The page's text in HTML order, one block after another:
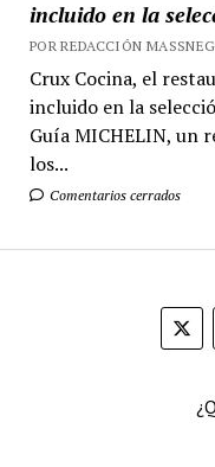
incluido en la
POR REDACCIÓN
Crux Cocina, el
incluido en la
Guía MICHELIN, un
los...
Comentarios cerrados